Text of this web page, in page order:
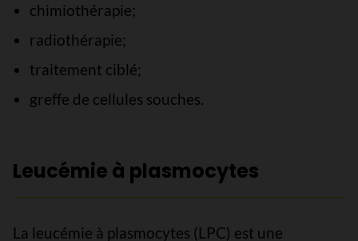
chimiothérapie;
radiothérapie;
traitement ciblé;
greffe de cellules souches.
Leucémie à plasmocytes
La leucémie à plasmocytes (LPC) est une